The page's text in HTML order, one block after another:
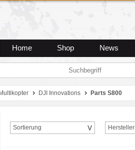
Home Shop News
DJI Innovations Parts S800
Sortierung Hersteller